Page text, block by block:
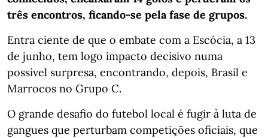
três encontros, ficando-se pela fase de grupos.
Entra ciente de que o embate com a Escócia, a 13
de junho, tem logo impacto decisivo numa
possível surpresa, encontrando, depois, Brasil e
Marrocos no Grupo C.
O grande desafio do futebol local é fugir à luta de
gangues que perturbam competições oficiais, que